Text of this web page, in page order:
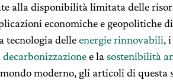
alla disponibilità limitata delle
economiche e geopolitiche
tecnologia delleenergie rinnovabili,
decarbonizzazionee la sostenibilità
moderno, gli articoli di questa